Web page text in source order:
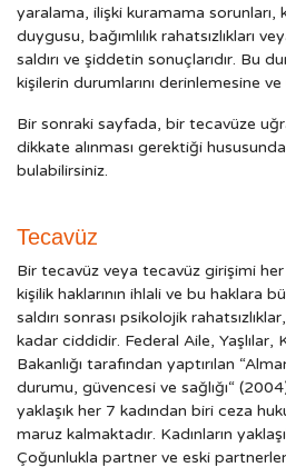
yaralama, ilişki kuramama
duygusu, bağımlılık rahatsızlıkları
saldırı ve şiddetin sonuçlarıdır. Bu
kişilerin durumlarını derinlemesine
Bir sonraki sayfada, bir tecavüze
dikkate alınması gerektiği
bulabilirsiniz.
Tecavüz
Bir tecavüz veya tecavüz girişimi her
kişilik haklarının ihlali ve bu haklara
saldırı sonrası psikolojik
kadar ciddidir. Federal Aile, Yaşlılar,
Bakanlığı tarafından yaptırılan
durumu, güvencesi ve sağlığı“
yaklaşık her 7 kadından biri ceza
maruz kalmaktadır. Kadınların
Çoğunlukla partner ve eski